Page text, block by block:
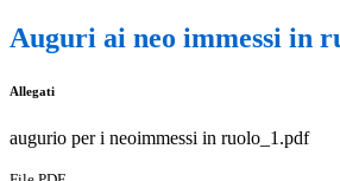
Auguri ai neo immessi in
Allegati
augurio per i neoimmessi in ruolo_1.pdf